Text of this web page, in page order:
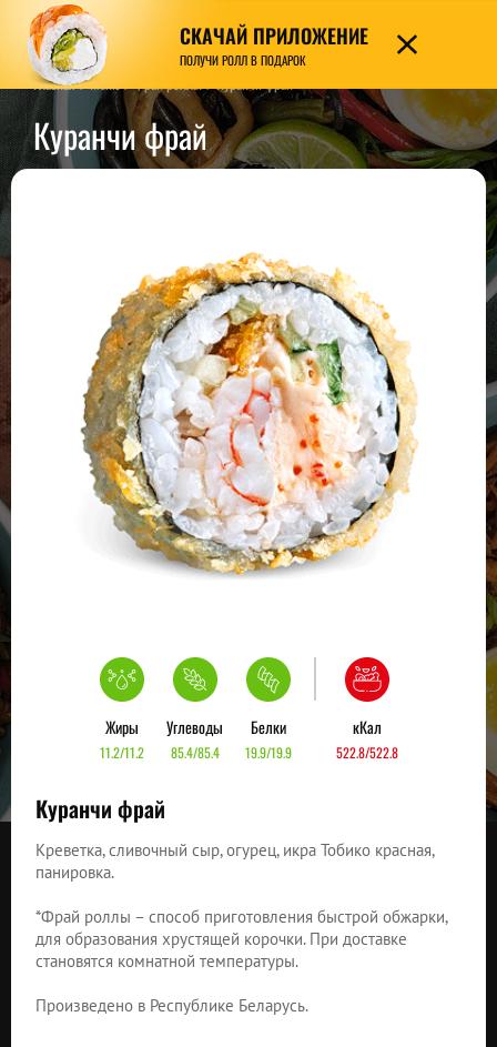
7989
Главная / Меню / Фрай роллы / Куранчи фрай
Куранчи фрай
Жиры
11.2/11.2
Углеводы
85.4/85.4
Белки
19.9/19.9
кКал
522.8/522.8
Куранчи фрай
Креветка, сливочный сыр, огурец, икра Тобико красная,
панировка.
*Фрай роллы – способ приготовления быстрой обжарки,
для образования хрустящей корочки. При доставке
становятся комнатной температуры.
Произведено в Республике Беларусь.
СКАЧАЙ ПРИЛОЖЕНИЕ
ПОЛУЧИ РОЛЛ В ПОДАРОК